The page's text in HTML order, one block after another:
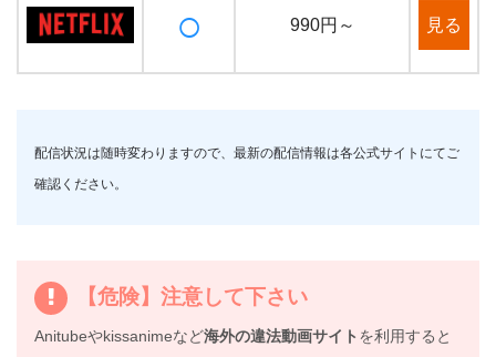
○ 990円～ 見る
配信状況は随時変わりますので、最新の配信情報は各公式サイトにてご
確認ください。
【危険】注意して下さい
Anitubeやkissanimeなど海外の違法動画サイト を利用すると